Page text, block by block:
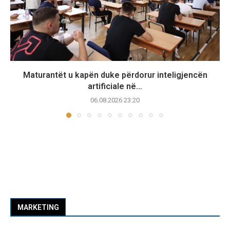
Maturantët u kapën duke përdorur inteligjencën
artificiale në...
06.08.2026 23:20
MARKETING